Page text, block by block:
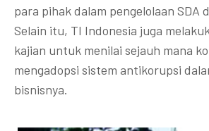
para pihak dalam pengelolaan SDA
Selain itu, TI Indonesia juga
kajian untuk menilai sejauh mana
mengadopsi sistem antikorupsi
bisnisnya.